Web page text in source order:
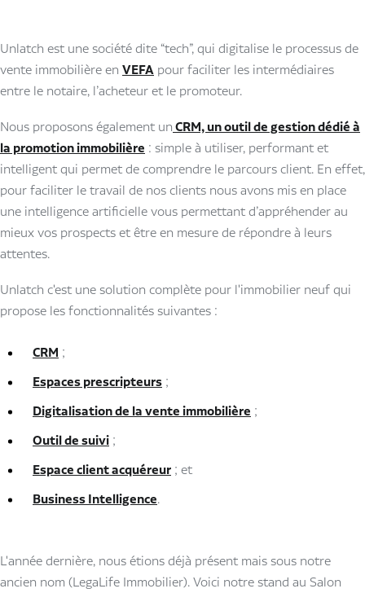
Unlatch est une société dite “tech”, qui digitalise le processus de
vente immobilière en VEFA pour faciliter les intermédiaires
entre le notaire, l’acheteur et le promoteur.
Nous proposons également unCRM, un outil de gestion dédié à
la promotion immobilière : simple à utiliser, performant et
intelligent qui permet de comprendre le parcours client. En effet,
pour faciliter le travail de nos clients nous avons mis en place
une intelligence artificielle vous permettant d’appréhender au
mieux vos prospects et être en mesure de répondre à leurs
attentes.
Unlatch c'est une solution complète pour l'immobilier neuf qui
propose les fonctionnalités suivantes :
CRM ;
Espaces prescripteurs ;
Digitalisation de la vente immobilière ;
Outil de suivi ;
Espace client acquéreur ; et
Business Intelligence.
L'année dernière, nous étions déjà présent mais sous notre
ancien nom (LegaLife Immobilier). Voici notre stand au Salon